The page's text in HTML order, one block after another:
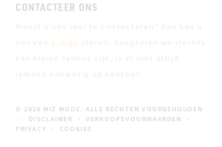
CONTACTEER ONS
e-mail
© 2026 MIZ MOOZ. ALLE RECHTEN VOORBEHOUDEN
-
DISCLAIMER - VERKOOPSVOORWAARDEN
-
PRIVACY - COOKIES